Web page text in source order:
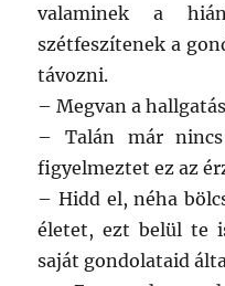
valaminek a
szétfeszítenek a
távozni.
– Megvan a
– Talán már
figyelmeztet ez az
– Hidd el, néha
életet, ezt belül te
saját gondolataid